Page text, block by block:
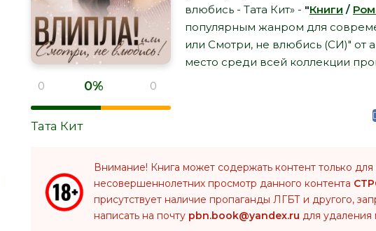
0 0% 0
Тата Кит
влюбись - Тата Кит» - "Книги /
популярным жанром для
или Смотри, не влюбись (СИ)" от
место среди всей коллекции
Внимание! Книга может содержать контент только
несовершеннолетних просмотр данного контента
присутствует наличие пропаганды ЛГБТ и другого,
написать на почту pbn.book@yandex.ru для удаления